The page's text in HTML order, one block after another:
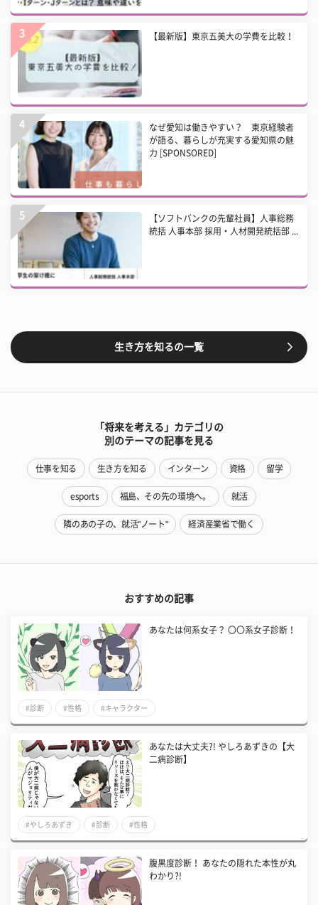
【最新版】東京五美大の学費を比較！
なぜ愛知は働きやすい？ 東京経験者
が語る、暮らしが充実する愛知県の魅
力 [SPONSORED]
【ソフトバンクの先輩社員】人事総務
統括 人事本部 採用・人材開発統括部 ...
生き方を知るの一覧
「将来を考える」カテゴリの
別のテーマの記事を見る
仕事を知る 生き方を知る インターン 資格 留学
esports 福島、その先の環境へ。 就活
隣のあの子の、就活"ノート" 経済産業省で働く
おすすめの記事
あなたは何系女子？ 〇〇系女子診断！
#診断 #性格 #キャラクター
あなたは大丈夫?! やしろあずきの【大
二病診断】
#やしろあずき #診断 #性格
腹黒度診断！ あなたの隠れた本性が丸
わかり?!